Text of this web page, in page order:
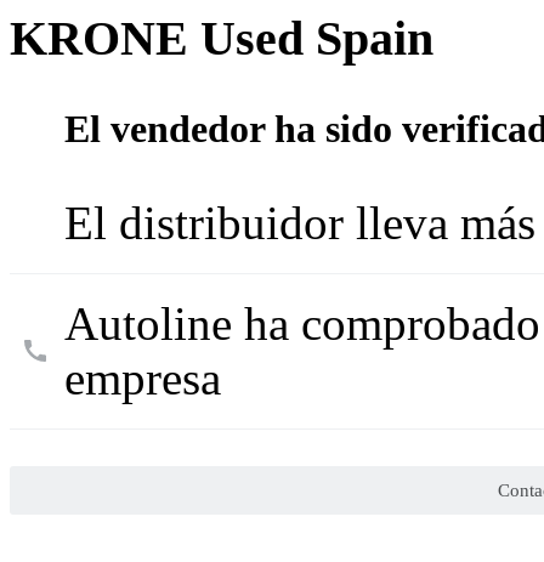
KRONE Used Spain
El vendedor ha sido
El distribuidor lleva
Autoline ha
empresa